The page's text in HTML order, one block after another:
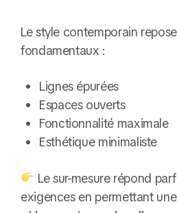
Le style contemporain
fondamentaux :
Lignes épurées
Espaces ouverts
Fonctionnalité maximale
Esthétique minimaliste
Le sur-mesure répond
exigences en permettant une